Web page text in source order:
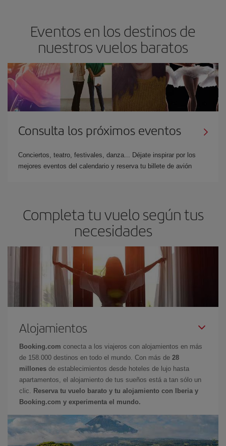
Eventos en los destinos de
nuestros vuelos baratos
Consulta los próximos eventos
Conciertos, teatro, festivales, danza... Déjate inspirar por los
mejores eventos del calendario y reserva tu billete de avión
Completa tu vuelo según tus
necesidades
Alojamientos
Booking.com conecta a los viajeros con alojamientos en más
de 158.000 destinos en todo el mundo. Con más de 28
millones de establecimientos desde hoteles de lujo hasta
apartamentos, el alojamiento de tus sueños está a tan sólo un
clic.
Reserva tu vuelo barato y tu alojamiento con Iberia y
Booking.com y experimenta el mundo.